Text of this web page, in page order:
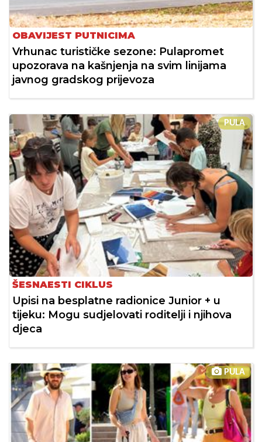
OBAVIJEST PUTNICIMA
Vrhunac turističke sezone: Pulapromet
upozorava na kašnjenja na svim linijama
javnog gradskog prijevoza
PULA
ŠESNAESTI CIKLUS
Upisi na besplatne radionice Junior + u
tijeku: Mogu sudjelovati roditelji i njihova
djeca
PULA